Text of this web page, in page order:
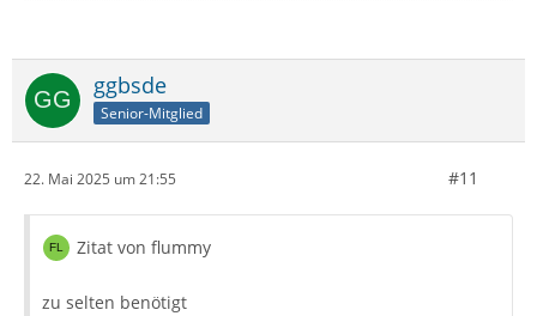
ggbsde
Senior-Mitglied
22. Mai 2025 um 21:55 #11
Zitat von flummy
zu selten benötigt